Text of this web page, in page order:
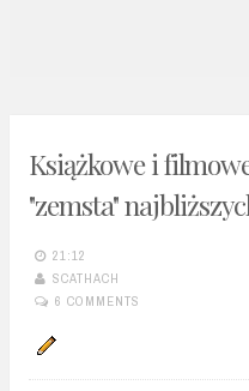
Książkowe i
"zemsta"
21:12
SCATHACH
6 COMMENTS